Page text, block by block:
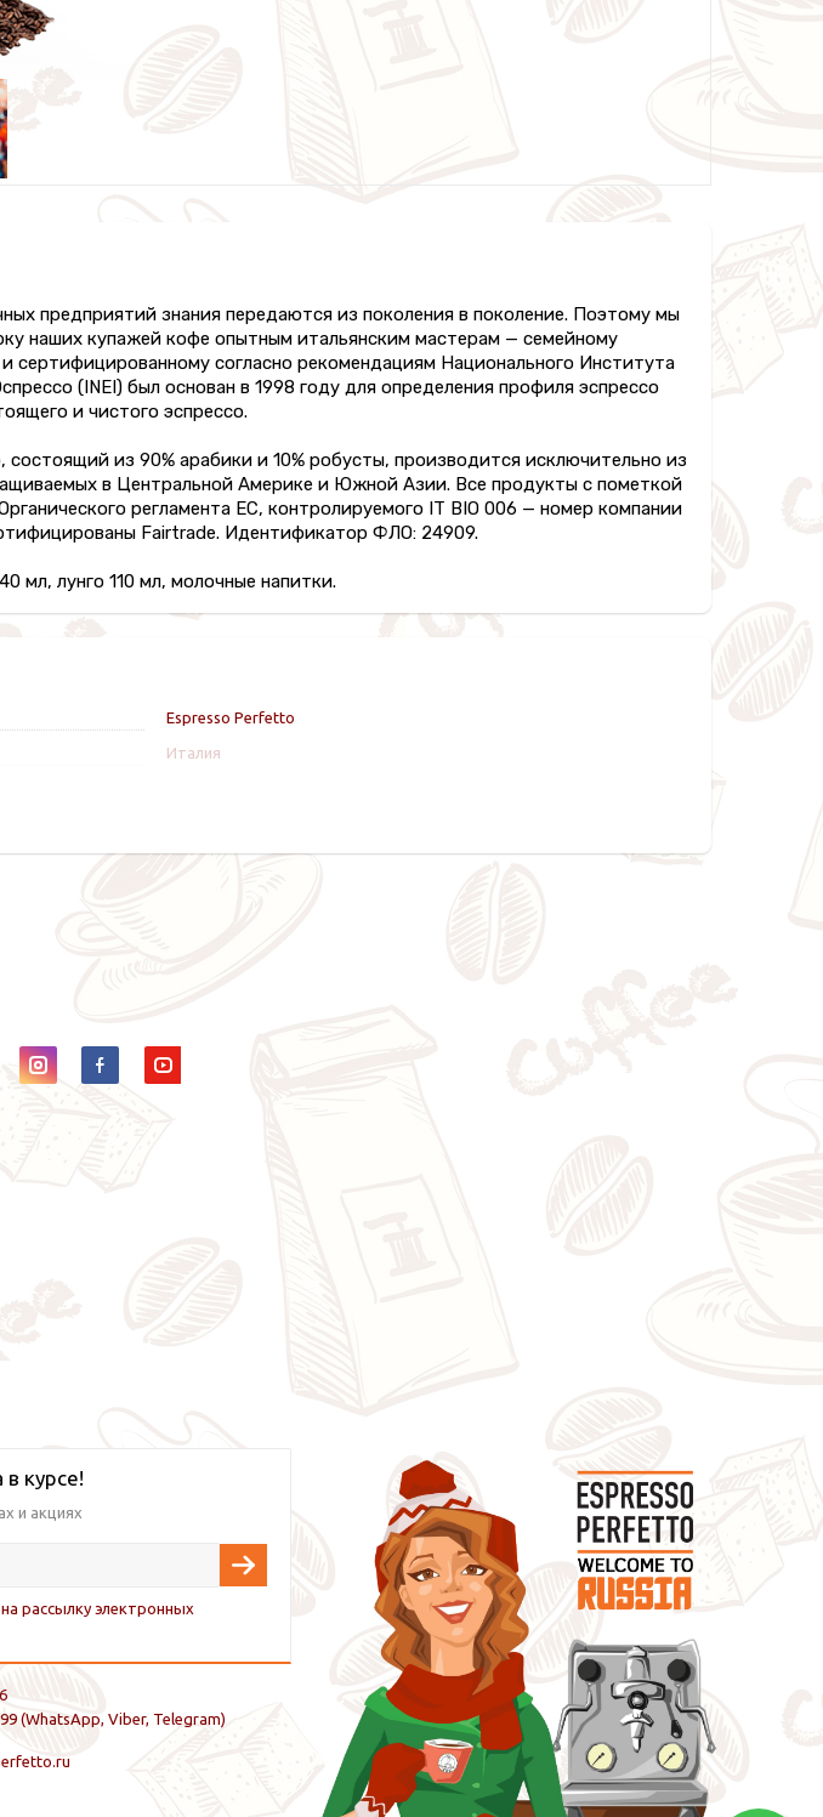
предприятий знания передаются из поколения в поколение. Поэтому мы
наших купажей кофе опытным итальянским мастерам — семейному
согласно рекомендациям Национального Института
(INEI) был основан в 1998 году для определения профиля эспрессо
и чистого эспрессо.
из 90% арабики и 10% робусты, производится исключительно из
в Центральной Америке и Южной Азии. Все продукты с пометкой
регламента ЕС, контролируемого IT BIO 006 — номер компании
Fairtrade. Идентификатор ФЛО: 24909.
мл, лунго 110 мл, молочные напитки.
Espresso Perfetto
Италия
в курсе!
и акциях
рассылку электронных
(WhatsApp, Viber, Telegram)